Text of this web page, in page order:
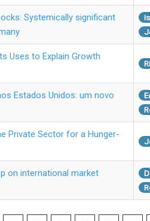
Systemically significant
Uses to Explain Growth
Estados Unidos: um novo
Private Sector for a Hunger-
on international market